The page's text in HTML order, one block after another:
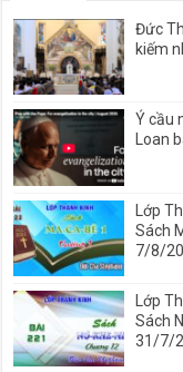
Đức
kiếm
Ý cầu
Loan
Lớp
Sách
7/8/
Lớp
Sách
31/7/